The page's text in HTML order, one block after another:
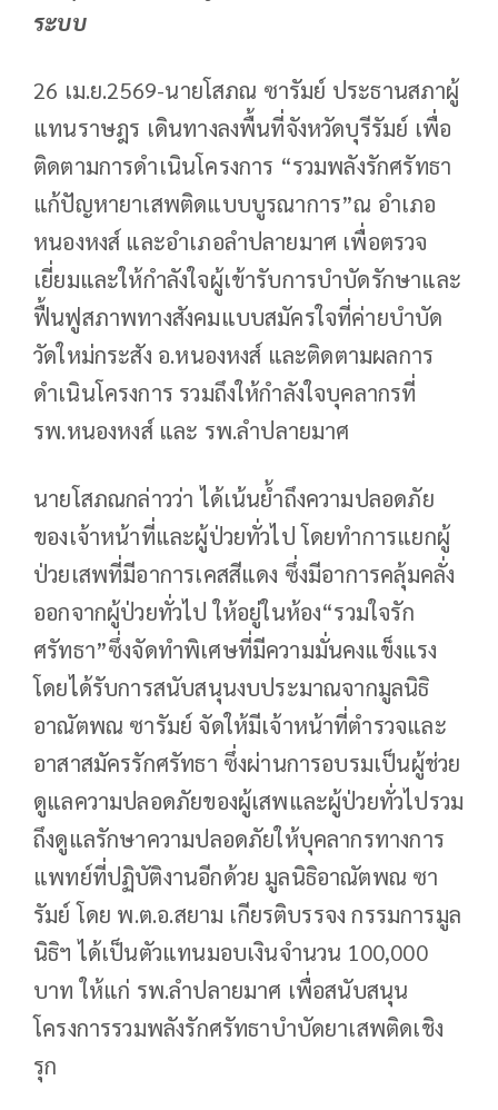
ระบบ
26 เม.ย.2569-นายโสภณ ซารัมย์ ประธานสภาผู้
แทนราษฎร เดินทางลงพื้นที่จังหวัดบุรีรัมย์ เพื่อ
ติดตามการดำเนินโครงการ “รวมพลังรักศรัทธา
แก้ปัญหายาเสพติดแบบบูรณาการ”ณ อำเภอ
หนองหงส์ และอำเภอลำปลายมาศ เพื่อตรวจ
เยี่ยมและให้กำลังใจผู้เข้ารับการบำบัดรักษาและ
ฟื้นฟูสภาพทางสังคมแบบสมัครใจที่ค่ายบำบัด
วัดใหม่กระสัง อ.หนองหงส์ และติดตามผลการ
ดำเนินโครงการ รวมถึงให้กำลังใจบุคลากรที่
รพ.หนองหงส์ และ รพ.ลำปลายมาศ
นายโสภณกล่าวว่า ได้เน้นย้ำถึงความปลอดภัย
ของเจ้าหน้าที่และผู้ป่วยทั่วไป โดยทำการแยกผู้
ป่วยเสพที่มีอาการเคสสีแดง ซึ่งมีอาการคลุ้มคลั่ง
ออกจากผู้ป่วยทั่วไป ให้อยู่ในห้อง“รวมใจรัก
ศรัทธา”ซึ่งจัดทำพิเศษที่มีความมั่นคงแข็งแรง
โดยได้รับการสนับสนุนงบประมาณจากมูลนิธิ
อาณัตพณ ซารัมย์ จัดให้มีเจ้าหน้าที่ตำรวจและ
อาสาสมัครรักศรัทธา ซึ่งผ่านการอบรมเป็นผู้ช่วย
ดูแลความปลอดภัยของผู้เสพและผู้ป่วยทั่วไปรวม
ถึงดูแลรักษาความปลอดภัยให้บุคลากรทางการ
แพทย์ที่ปฏิบัติงานอีกด้วย มูลนิธิอาณัตพณ ซา
รัมย์ โดย พ.ต.อ.สยาม เกียรติบรรจง กรรมการมูล
นิธิฯ ได้เป็นตัวแทนมอบเงินจำนวน 100,000
บาท ให้แก่ รพ.ลำปลายมาศ เพื่อสนับสนุน
โครงการรวมพลังรักศรัทธาบำบัดยาเสพติดเชิง
รุก